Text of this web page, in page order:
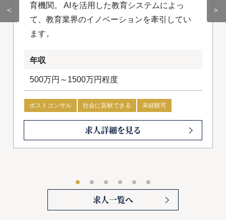
＜
育機関。 AIを活用した教育システムによっ
て、教育業界のイノベーションを牽引してい
ます。
年収
500万円～1500万円程度
ポストコンサル 社会に貢献できる 未経験可
求人詳細を見る
＞
求人一覧へ